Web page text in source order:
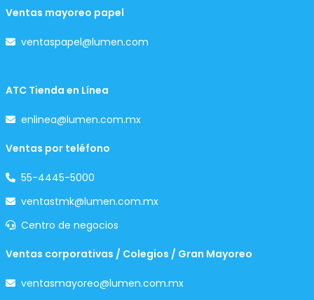
Ventas mayoreo papel
ventaspapel@lumen.com
ATC Tienda en Línea
enlinea@lumen.com.mx
Ventas por teléfono
55-4445-5000
ventastmk@lumen.com.mx
Centro de negocios
Ventas corporativas / Colegios / Gran Mayoreo
ventasmayoreo@lumen.com.mx